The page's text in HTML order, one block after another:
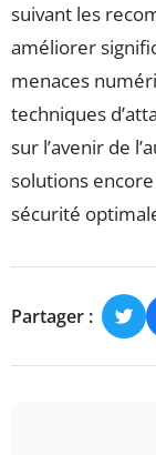
suivant les
améliorer
menaces
techniques
sur l’avenir de
solutions
sécurité
Partager :